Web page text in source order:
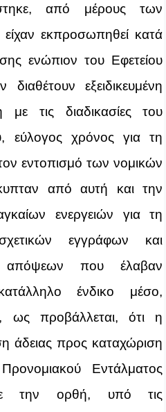
από μέρους των
είχαν εκπροσωπηθεί κατά
ενώπιον του Εφετείου
εξειδικευμένη
με τις διαδικασίες του
εύλογος χρόνος για τη
εντοπισμό των νομικών
από αυτή και την
ενεργειών για τη
εγγράφων και
απόψεων που έλαβαν
ένδικο μέσο,
ως προβάλλεται, ότι η
άδειας προς καταχώριση
Εντάλματος
την ορθή, υπό τις